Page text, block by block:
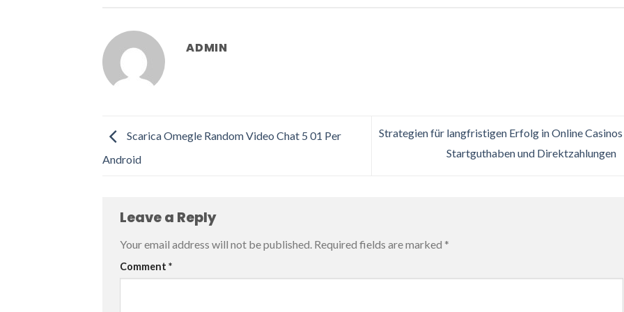
ADMIN
Scarica Omegle Random Video Chat 5 01 Per
Android
Strategien für langfristigen Erfolg in Online
Startguthaben und Direktzahlungen
Leave a Reply
Your email address will not be published. Required fields are marked *
Comment *